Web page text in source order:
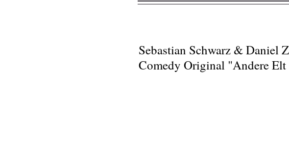
Sebastian Schwarz & Daniel
Comedy Original "Andere Elt